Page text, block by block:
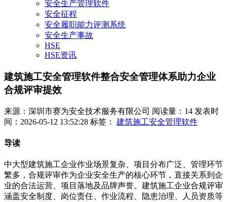
安全生产管理软件
安全征程
安全履职能力评测系统
安全生产事故
HSE
HSE资讯
建筑施工安全管理软件整合安全管理体系助力企业
合规评审提效
来源：深圳市赛为安全技术服务有限公司 阅读量：14 发表时
间：2026-05-12 13:52:28 标签： 建筑施工安全管理软件
导读
中大型建筑施工企业作业场景复杂、项目分布广泛、管理环节
繁多，合规评审作为企业安全生产的核心环节，直接关系到企
业的合法运营、项目落地及品牌声誉。建筑施工企业合规评审
涵盖安全制度、岗位责任、作业流程、隐患治理、人员资质等